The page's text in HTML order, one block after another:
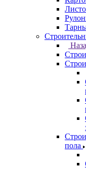
пола